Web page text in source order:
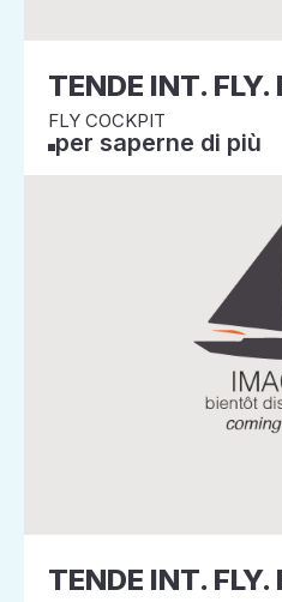
TENDE INT.
FLY COCKPIT
per saperne di più
TENDE INT.